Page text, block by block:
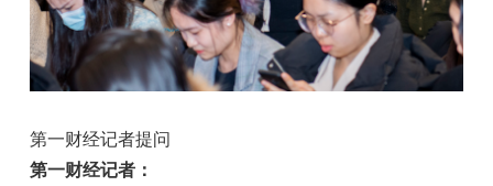
第一财经记者提问
第一财经记者：